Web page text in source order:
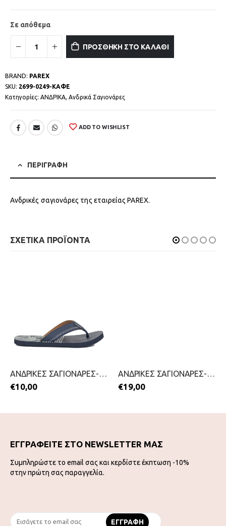
Σε απόθεμα
ΠΡΟΣΘΗΚΗ ΣΤΟ ΚΑΛΑΘΙ
BRAND: PAREX
SKU: 2699-0249-ΚΑΦΕ
Κατηγορίες: ΑΝΔΡΙΚΑ, Ανδρικά Σαγιονάρες
ADD TO WISHLIST
ΠΕΡΙΓΡΑΦΗ
Ανδρικές σαγιονάρες της εταιρείας PAREX.
ΣΧΕΤΙΚΑ ΠΡΟΪΟΝΤΑ
ΑΝΔΡΙΚΕΣ ΣΑΓΙΟΝΑΡΕΣ-MIGATO-2199-0414-ΜΠΛΕ
€10,00
ΑΝΔΡΙΚΕΣ ΣΑΓΙΟΝΑΡΕΣ-LEVIS-2199-0331-ΜΑΥΡΟ
€19,00
ΕΓΓΡΑΦΕΙΤΕ ΣΤΟ NEWSLETTER ΜΑΣ
Συμπληρώστε το email σας και κερδίστε έκπτωση -10%
στην πρώτη σας παραγγελία.